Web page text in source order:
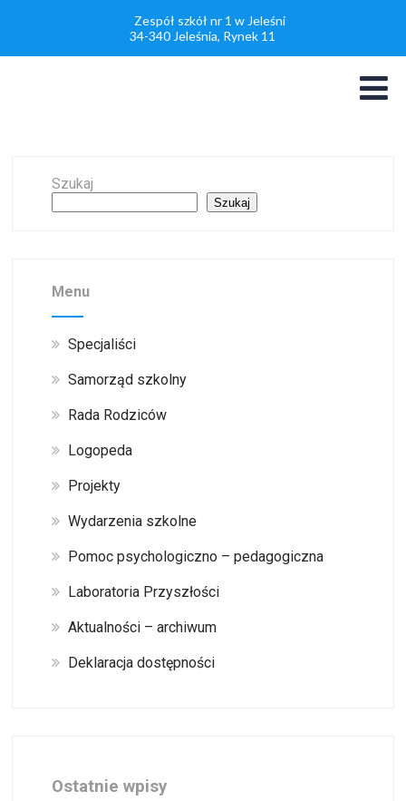
Zespół szkół nr 1 w Jeleśni
34-340 Jeleśnia, Rynek 11
Szukaj
Szukaj
Menu
Specjaliści
Samorząd szkolny
Rada Rodziców
Logopeda
Projekty
Wydarzenia szkolne
Pomoc psychologiczno – pedagogiczna
Laboratoria Przyszłości
Aktualności – archiwum
Deklaracja dostępności
Ostatnie wpisy